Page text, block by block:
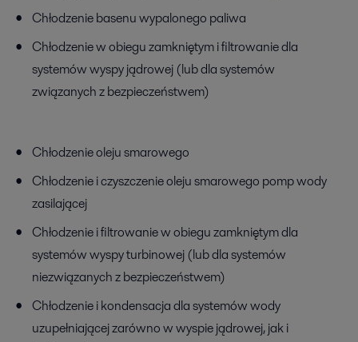
Chłodzenie basenu wypalonego paliwa
Chłodzenie w obiegu zamkniętym i filtrowanie dla
systemów wyspy jądrowej (lub dla systemów
związanych z bezpieczeństwem)
Chłodzenie oleju smarowego
Chłodzenie i czyszczenie oleju smarowego pomp wody
zasilającej
Chłodzenie i filtrowanie w obiegu zamkniętym dla
systemów wyspy turbinowej (lub dla systemów
niezwiązanych z bezpieczeństwem)
Chłodzenie i kondensacja dla systemów wody
uzupełniającej zarówno w wyspie jądrowej, jak i